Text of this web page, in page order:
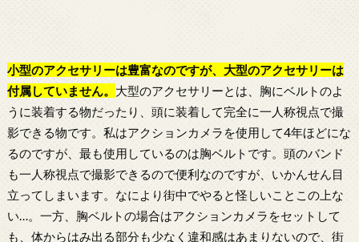
小型のアクセサリーは豊富なのですが、大型のアクセサリーは
付属していません。 大型のアクセサリーとは、胸にベルトのよ
うに装着する物だったり、頭に装着して完全に一人称視点で撮
影できる物です。私はアクションカメラを使用して4年ほどにな
るのですが、最も使用しているのは胸ベルトです。頭のバンド
も一人称視点で撮影できるので便利なのですが、いかんせん目
立ってしまいます。なにより街中でやると怪しいことこの上な
い…。一方、胸ベルトの場合はアクションカメラをセットして
も、体からはみ出る部分も少なく違和感はあまりないので、街